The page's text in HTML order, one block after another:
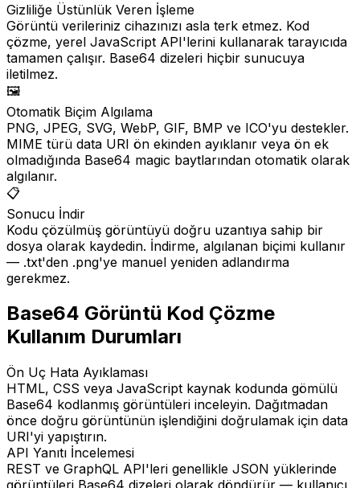
Gizliliğe Üstünlük Veren İşleme
Görüntü verileriniz cihazınızı asla terk etmez. Kod
çözme, yerel JavaScript API'lerini kullanarak tarayıcıda
tamamen çalışır. Base64 dizeleri hiçbir sunucuya
iletilmez.
🖼️
Otomatik Biçim Algılama
PNG, JPEG, SVG, WebP, GIF, BMP ve ICO'yu destekler.
MIME türü data URI ön ekinden ayıklanır veya ön ek
olmadığında Base64 magic baytlarından otomatik olarak
algılanır.
📋
Sonucu İndir
Kodu çözülmüş görüntüyü doğru uzantıya sahip bir
dosya olarak kaydedin. İndirme, algılanan biçimi kullanır
— .txt'den .png'ye manuel yeniden adlandırma
gerekmez.
Base64 Görüntü Kod Çözme
Kullanım Durumları
Ön Uç Hata Ayıklaması
HTML, CSS veya JavaScript kaynak kodunda gömülü
Base64 kodlanmış görüntüleri inceleyin. Dağıtmadan
önce doğru görüntünün işlendiğini doğrulamak için data
URI'yi yapıştırın.
API Yanıtı İncelemesi
REST ve GraphQL API'leri genellikle JSON yüklerinde